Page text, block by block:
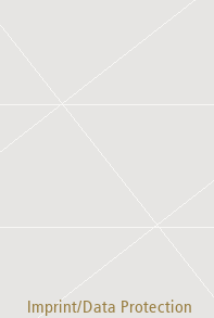
Imprint/Data Protection